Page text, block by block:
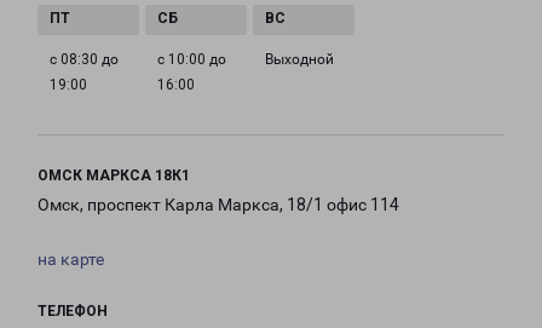
с 08:30 до
19:00
с 10:00 до
16:00
Выходной
ОМСК МАРКСА 18К1
Омск, проспект Карла Маркса, 18/1 офис 114
на карте
ТЕЛЕФОН